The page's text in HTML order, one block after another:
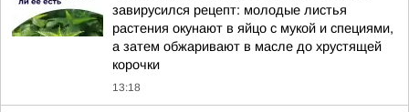
завирусился рецепт: молодые листья
растения окунают в яйцо с мукой и специями,
а затем обжаривают в масле до хрустящей
корочки
13:18